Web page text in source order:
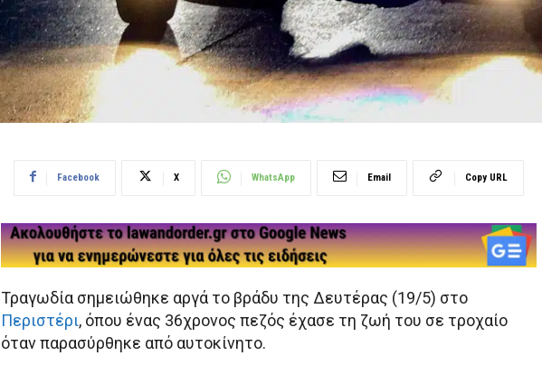
Facebook X WhatsApp Email Copy URL
Τραγωδία σημειώθηκε αργά το βράδυ της Δευτέρας (19/5) στο
Περιστέρι, όπου ένας 36χρονος πεζός έχασε τη ζωή του σε τροχαίο
όταν παρασύρθηκε από αυτοκίνητο.